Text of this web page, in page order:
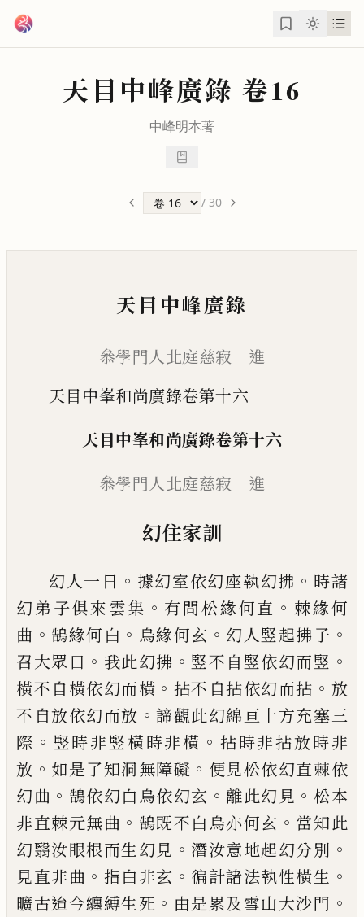
天目中峰廣錄 卷16
中峰明本著
/ 30
天目中峰廣錄
叅學門人北庭慈寂 進
天目中峯和尚廣錄卷第十六
天目中峯和尚廣錄卷第十六
叅學門人北庭慈寂 進
幻住家訓
幻人一日 。 據幻室依幻座執幻拂 。 時諸
幻弟子俱來雲集 。 有問松緣何直 。 棘緣何
曲 。 鵠緣何白 。 烏緣何玄 。 幻人竪起拂子 。
召大眾曰 。 我此幻拂 。 竪不自竪依幻而竪 。
橫不自橫依幻而橫 。 拈不自拈依幻而拈 。 放
不 自放依幻而放 。諦觀此幻綿亘十方充塞三
際 。 竪時非竪橫時非橫 。 拈時非拈放時非
放 。 如是了知洞無障礙 。 便見松依幻直𣗥依
幻曲 。 鵠依幻白烏依幻玄 。 離此幻見 。松本
非直棘元無曲 。 鵠既不白烏亦何玄 。 當知此
幻翳汝眼根而生幻見 。 潛汝意地起幻分別 。
見直非曲 。 指白非玄 。 徧計諸法執性橫生 。
曠古迨今纏縛生死 。 由是累及雪山大沙門 。